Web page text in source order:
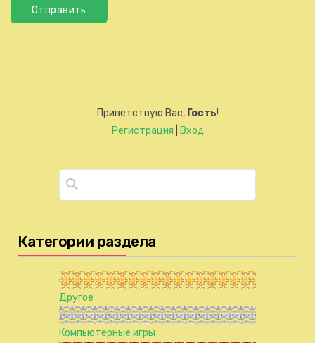
Отправить
Приветствую Вас, Гость!
Регистрация
Вход
Категории раздела
Другое
Компьютерные игры